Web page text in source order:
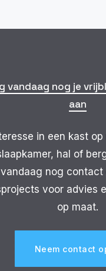
vandaag nog je
aan
in een kast
hal of
vandaag nog contact
voor advies
op maat.
Neem contact